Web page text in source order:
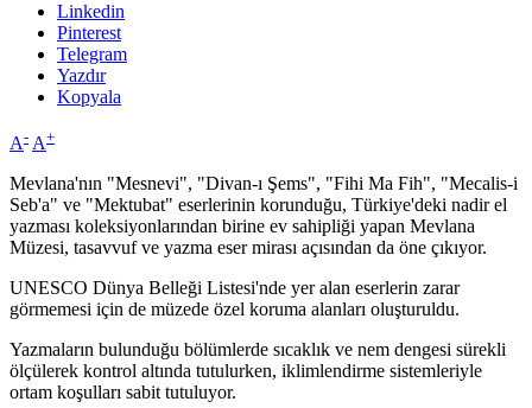
Linkedin
Pinterest
Telegram
Yazdır
Kopyala
A- A+
Mevlana'nın "Mesnevi", "Divan-ı Şems", "Fihi Ma Fih", "Mecalis-i
Seb'a" ve "Mektubat" eserlerinin korunduğu, Türkiye'deki nadir el
yazması koleksiyonlarından birine ev sahipliği yapan Mevlana
Müzesi, tasavvuf ve yazma eser mirası açısından da öne çıkıyor.
UNESCO Dünya Belleği Listesi'nde yer alan eserlerin zarar
görmemesi için de müzede özel koruma alanları oluşturuldu.
Yazmaların bulunduğu bölümlerde sıcaklık ve nem dengesi sürekli
ölçülerek kontrol altında tutulurken, iklimlendirme sistemleriyle
ortam koşulları sabit tutuluyor.